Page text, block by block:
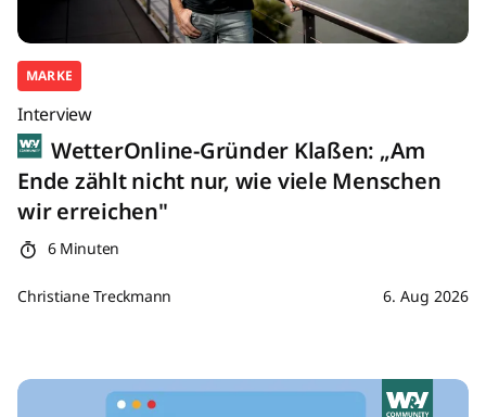
MARKE
Interview
WetterOnline-Gründer Klaßen: „Am
Ende zählt nicht nur, wie viele Menschen
wir erreichen"
6 Minuten
Christiane Treckmann 6. Aug 2026